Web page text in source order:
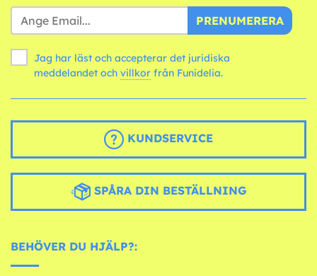
PRENUMERERA
Jag har läst och accepterar det juridiska
meddelandet och villkor från Funidelia.
KUNDSERVICE
SPÅRA DIN BESTÄLLNING
BEHÖVER DU HJÄLP?: